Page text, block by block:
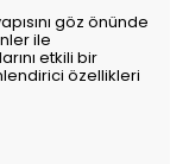
göz önünde
ile
etkili bir
özellikleri